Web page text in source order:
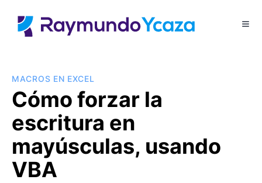
MACROS EN EXCEL
Cómo forzar la
escritura en
mayúsculas, usando
VBA